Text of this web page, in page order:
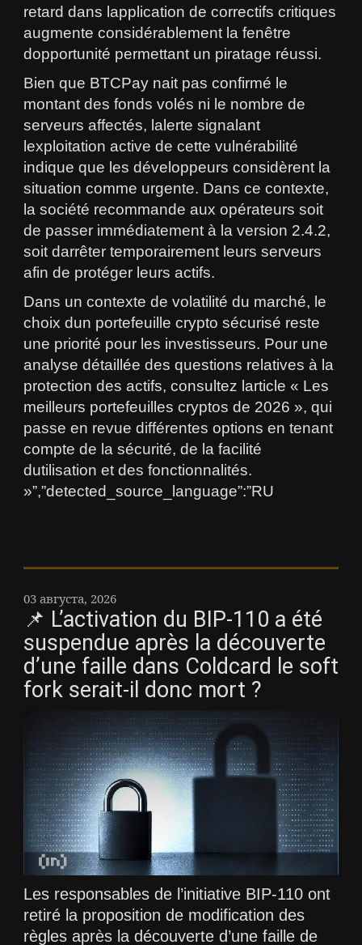
retard dans lapplication de correctifs critiques
augmente considérablement la fenêtre
dopportunité permettant un piratage réussi.
Bien que BTCPay nait pas confirmé le
montant des fonds volés ni le nombre de
serveurs affectés, lalerte signalant
lexploitation active de cette vulnérabilité
indique que les développeurs considèrent la
situation comme urgente. Dans ce contexte,
la société recommande aux opérateurs soit
de passer immédiatement à la version 2.4.2,
soit darrêter temporairement leurs serveurs
afin de protéger leurs actifs.
Dans un contexte de volatilité du marché, le
choix dun portefeuille crypto sécurisé reste
une priorité pour les investisseurs. Pour une
analyse détaillée des questions relatives à la
protection des actifs, consultez larticle « Les
meilleurs portefeuilles cryptos de 2026 », qui
passe en revue différentes options en tenant
compte de la sécurité, de la facilité
dutilisation et des fonctionnalités.
»”,”detected_source_language”:”RU
03 августа, 2026
📌 L’activation du BIP-110 a été
suspendue après la découverte
d’une faille dans Coldcard le soft
fork serait-il donc mort ?
Les responsables de l’initiative BIP-110 ont
retiré la proposition de modification des
règles après la découverte d’une faille de